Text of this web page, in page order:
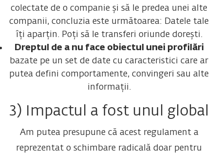
colectate de o companie și să le predea unei alte
companii, concluzia este următoarea: Datele tale
îți aparțin. Poți să le transferi oriunde dorești.
Dreptul de a nu face obiectul unei profilări
bazate pe un set de date cu caracteristici care ar
putea defini comportamente, convingeri sau alte
informații.
3) Impactul a fost unul global
Am putea presupune că acest regulament a
reprezentat o schimbare radicală doar pentru